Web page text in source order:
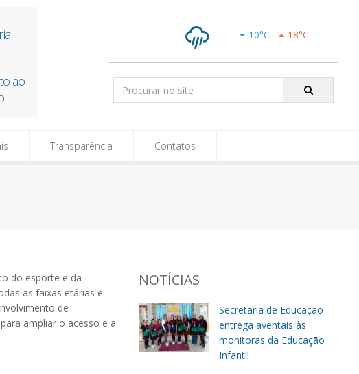
10°C - 18°C
Pesquisar:
Transparência Contatos
do esporte e da
as faixas etárias e
de
ampliar o acesso e a
NOTÍCIAS
Secretaria de Educação
entrega aventais às
monitoras da Educação
Infantil